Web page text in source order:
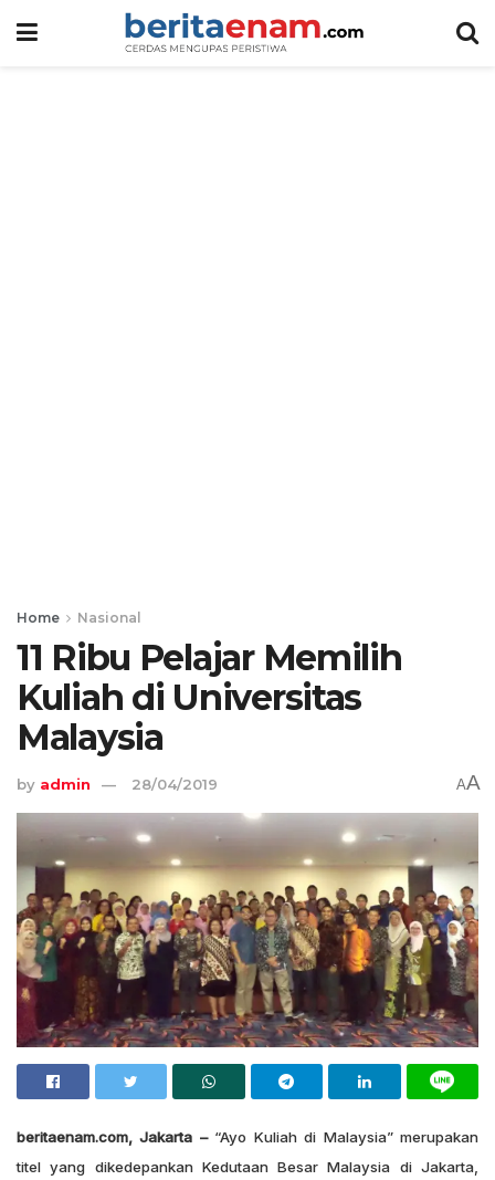
Home Nasional
11 Ribu Pelajar Memilih
Kuliah di Universitas
Malaysia
by admin 28/04/2019 AA
beritaenam.com, Jakarta –“Ayo Kuliah di Malaysia” merupakan
titel yang dikedepankan Kedutaan Besar Malaysia di Jakarta,